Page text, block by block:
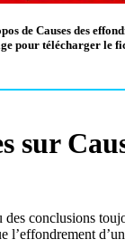
de Causes des
pour télécharger le
sur
conclusions
l’effondrement